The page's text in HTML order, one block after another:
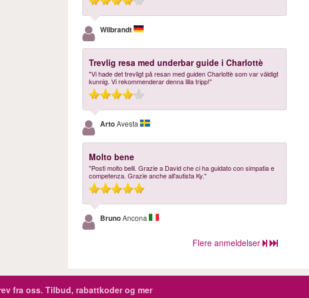
Wilbrandt
Trevlig resa med underbar guide i Charlottè
"Vi hade det trevligt på resan med guiden Charlottè som var väldigt
kunnig. Vi rekommenderar denna lilla tripp!"
ArtoAvesta
Molto bene
"Posti molto belli. Grazie a David che ci ha guidato con simpatia e
competenza. Grazie anche all'autista Ky."
BrunoAncona
Flere anmeldelser
fra oss. Tilbud, rabattkoder og mer